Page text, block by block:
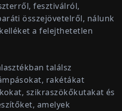
fesztiválról,
összejövetelről, nálunk
a felejthetetlen
találsz
rakétákat
szikraszökőkutakat és
, amelyek